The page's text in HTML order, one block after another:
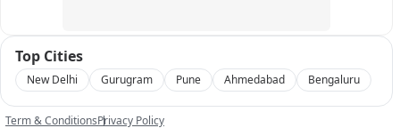
Top Cities
New Delhi Gurugram Pune Ahmedabad Bengaluru
Term & ConditionsPrivacy Policy